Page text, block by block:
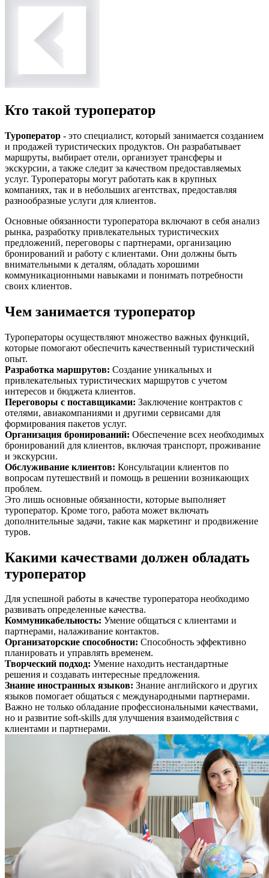
Кто такой туроператор
Туроператор - это специалист, который занимается созданием
и продажей туристических продуктов. Он разрабатывает
маршруты, выбирает отели, организует трансферы и
экскурсии, а также следит за качеством предоставляемых
услуг. Туроператоры могут работать как в крупных
компаниях, так и в небольших агентствах, предоставляя
разнообразные услуги для клиентов.
Основные обязанности туроператора включают в себя анализ
рынка, разработку привлекательных туристических
предложений, переговоры с партнерами, организацию
бронирований и работу с клиентами. Они должны быть
внимательными к деталям, обладать хорошими
коммуникационными навыками и понимать потребности
своих клиентов.
Чем занимается туроператор
Туроператоры осуществляют множество важных функций,
которые помогают обеспечить качественный туристический
опыт.
Разработка маршрутов: Создание уникальных и
привлекательных туристических маршрутов с учетом
интересов и бюджета клиентов.
Переговоры с поставщиками: Заключение контрактов с
отелями, авиакомпаниями и другими сервисами для
формирования пакетов услуг.
Организация бронирований: Обеспечение всех необходимых
бронирований для клиентов, включая транспорт, проживание
и экскурсии.
Обслуживание клиентов: Консультации клиентов по
вопросам путешествий и помощь в решении возникающих
проблем.
Это лишь основные обязанности, которые выполняет
туроператор. Кроме того, работа может включать
дополнительные задачи, такие как маркетинг и продвижение
туров.
Какими качествами должен обладать
туроператор
Для успешной работы в качестве туроператора необходимо
развивать определенные качества.
Коммуникабельность: Умение общаться с клиентами и
партнерами, налаживание контактов.
Организаторские способности: Способность эффективно
планировать и управлять временем.
Творческий подход: Умение находить нестандартные
решения и создавать интересные предложения.
Знание иностранных языков: Знание английского и других
языков помогает общаться с международными партнерами.
Важно не только обладание профессиональными качествами,
но и развитие soft-skills для улучшения взаимодействия с
клиентами и партнерами.